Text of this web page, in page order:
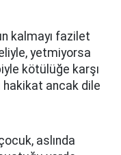
kalmayı fazilet
yetmiyorsa
kötülüğe karşı
hakikat ancak dile
aslında